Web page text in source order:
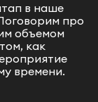
в наше
про
объемом
как
времени.